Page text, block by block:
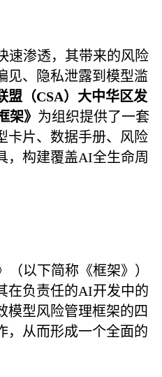
速渗透，其带来的风险
、隐私泄露到模型滥
盟（CSA）大中华区发
架》 为组织提供了一套
卡片、数据手册、风险
，构建覆盖AI全生命周
（以下简称《框架》）
在负责任的AI开发中的
模型风险管理框架的四
，从而形成一个全面的